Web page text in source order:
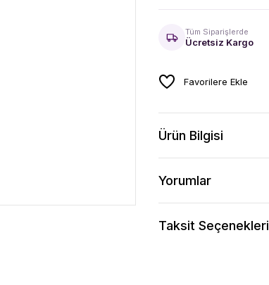
Tüm Siparişlerde
Ücretsiz Kargo
Ürün Bilgisi
Yorumlar
Taksit Seçenekleri